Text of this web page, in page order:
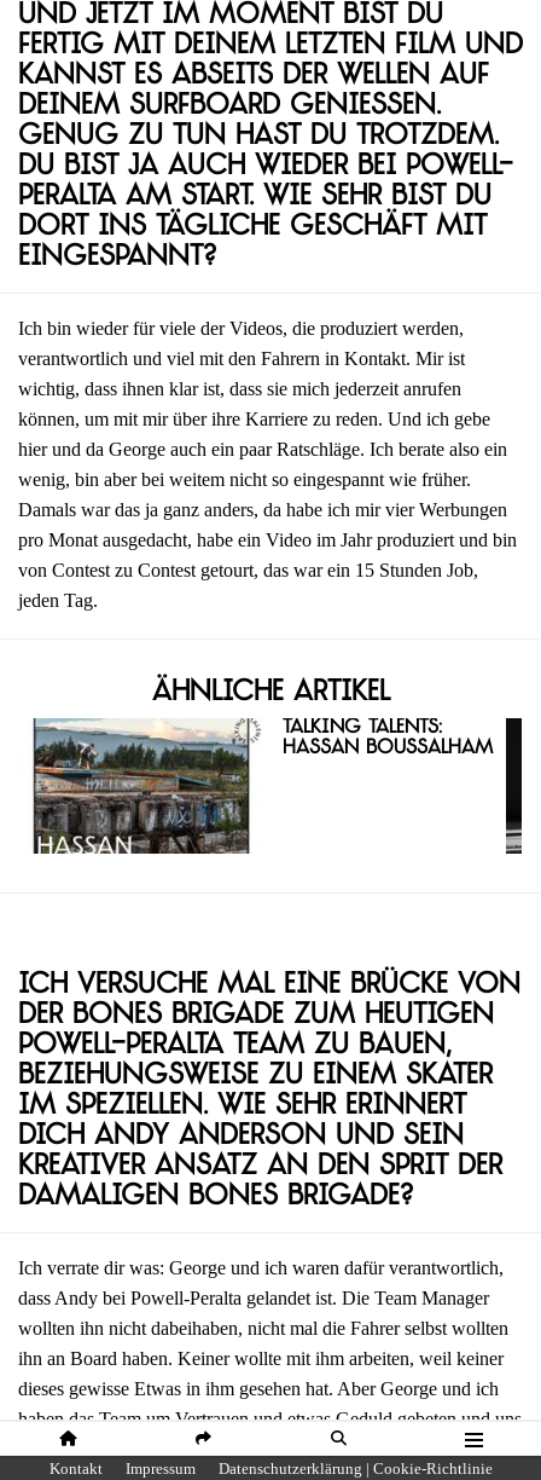
HOME SHARE SUCHE MENÜ
Und jetzt im Moment bist du
fertig mit deinem letzten Film und
kannst es abseits der Wellen auf
deinem Surfboard genießen.
Genug zu tun hast du trotzdem.
Du bist ja auch wieder bei Powell-
Peralta am Start. Wie sehr bist du
dort ins tägliche Geschäft mit
eingespannt?
Ich bin wieder für viele der Videos, die produziert werden,
verantwortlich und viel mit den Fahrern in Kontakt. Mir ist
wichtig, dass ihnen klar ist, dass sie mich jederzeit anrufen
können, um mit mir über ihre Karriere zu reden. Und ich gebe
hier und da George auch ein paar Ratschläge. Ich berate also ein
wenig, bin aber bei weitem nicht so eingespannt wie früher.
Damals war das ja ganz anders, da habe ich mir vier Werbungen
pro Monat ausgedacht, habe ein Video im Jahr produziert und bin
von Contest zu Contest getourt, das war ein 15 Stunden Job,
jeden Tag.
Ähnliche Artikel
Talking Talents:
Hassan Boussalham
Ich versuche mal eine Brücke von
der Bones Brigade zum heutigen
Powell-Peralta Team zu bauen,
beziehungsweise zu einem Skater
im Speziellen. Wie sehr erinnert
dich Andy Anderson und sein
kreativer Ansatz an den Sprit der
damaligen Bones Brigade?
Ich verrate dir was: George und ich waren dafür verantwortlich,
dass Andy bei Powell-Peralta gelandet ist. Die Team Manager
wollten ihn nicht dabeihaben, nicht mal die Fahrer selbst wollten
ihn an Board haben. Keiner wollte mit ihm arbeiten, weil keiner
dieses gewisse Etwas in ihm gesehen hat. Aber George und ich
haben das Team um Vertrauen und etwas Geduld gebeten und uns
bei dieser Entscheidung durchgesetzt. Also haben wir Andy alles
Kontakt Impressum Datenschutzerklärung | Cookie-Richtlinie